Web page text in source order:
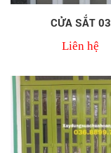
CỬA SẮT 03
Liên hệ